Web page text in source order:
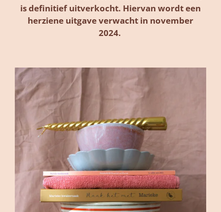
is definitief uitverkocht. Hiervan wordt een
herziene uitgave verwacht in november
2024.